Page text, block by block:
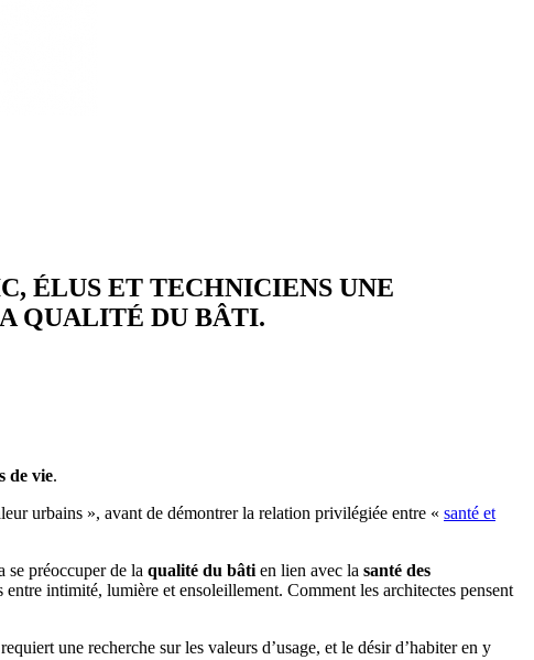
ÉLUS ET TECHNICIENS UNE
QUALITÉ DU BÂTI.
de vie.
urbains », avant de démontrer la relation privilégiée entre « santé et
se préoccuper de la qualité du bâtien lien avec la santé des
entre intimité, lumière et ensoleillement. Comment les architectes pensent
une recherche sur les valeurs d’usage, et le désir d’habiter en y